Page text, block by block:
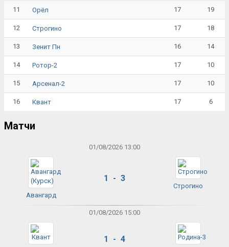
11 Орёл 17 19
12 Строгино 17 18
13 Зенит Пн 16 14
14 Ротор-2 17 10
15 Арсенал-2 17 10
16 Квант 17 6
Матчи
01/08/2026 13:00
Авангард
1 - 3
Строгино
01/08/2026 15:00
1 - 4